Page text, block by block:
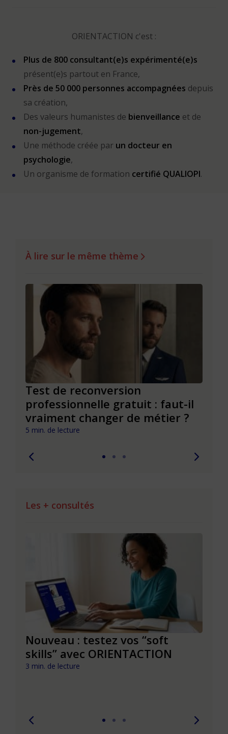
ORIENTACTION c'est :
Plus de 800 consultant(e)s expérimenté(e)s
présent(e)s partout en France,
Près de 50 000 personnes accompagnées depuis
sa création,
Des valeurs humanistes de bienveillance et de
non-jugement,
Une méthode créée par un docteur en
psychologie,
Un organisme de formation certifié QUALIOPI.
À lire sur le même thème
Test de reconversion
professionnelle gratuit : faut-il
vraiment changer de métier ?
5 min. de lecture
Les + consultés
Nouveau : testez vos “soft
skills” avec ORIENTACTION
3 min. de lecture